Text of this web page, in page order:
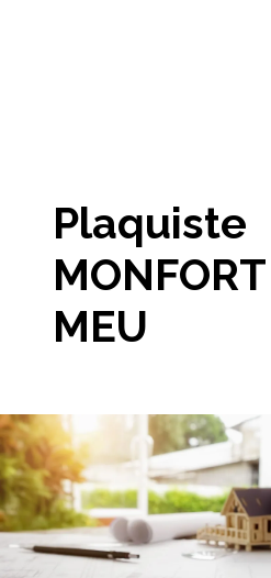
Plaquiste
MEU